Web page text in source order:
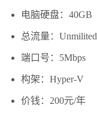
电脑硬盘：40GB
总流量：Unmilited
端口号：5Mbps
构架：Hyper-V
价钱：200元/年